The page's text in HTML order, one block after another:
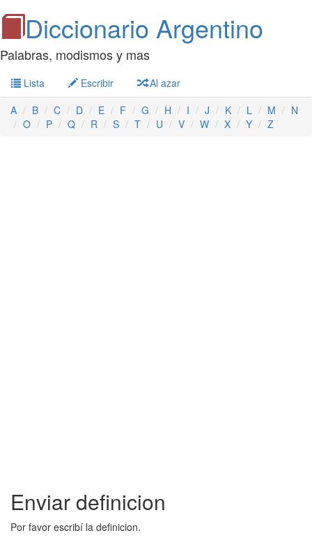
Diccionario Argentino
Palabras, modismos y mas
Lista Escribir
Al azar
A
B C D E F G H I J K L M
N
O
P Q R S T U V W X Y Z
Enviar definicion
Por favor escribí la definicion.